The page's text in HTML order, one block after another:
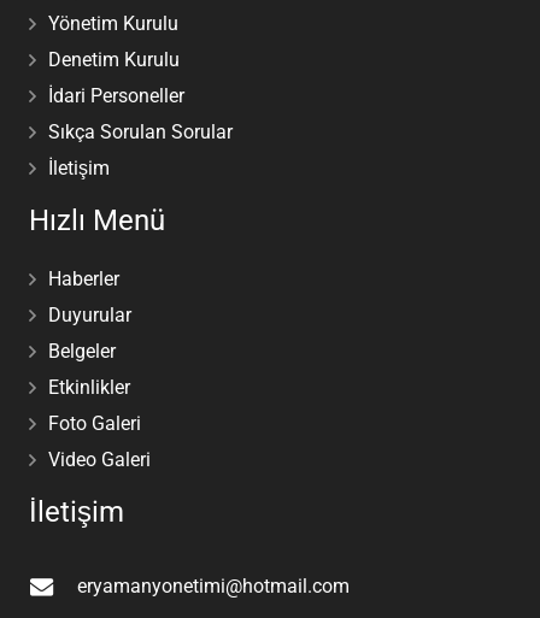
Yönetim Kurulu
Denetim Kurulu
İdari Personeller
Sıkça Sorulan Sorular
İletişim
Hızlı Menü
Haberler
Duyurular
Belgeler
Etkinlikler
Foto Galeri
Video Galeri
İletişim
eryamanyonetimi@hotmail.com